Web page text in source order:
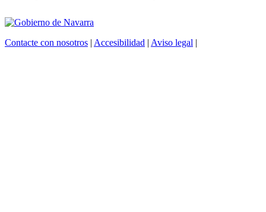
Contacte con nosotros | Accesibilidad | Aviso legal |